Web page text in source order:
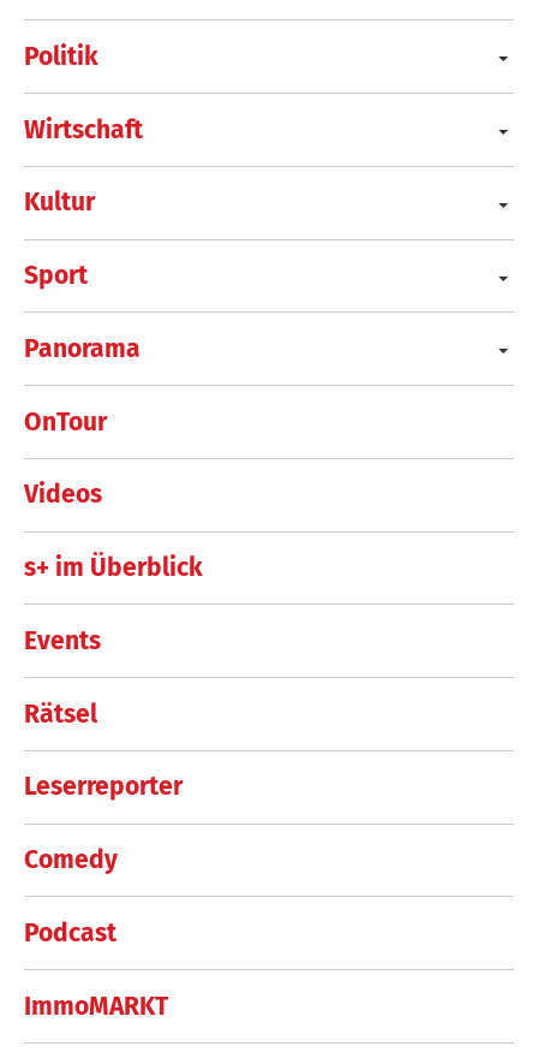
Politik
Wirtschaft
Kultur
Sport
Panorama
OnTour
Videos
s+ im Überblick
Events
Rätsel
Leserreporter
Comedy
Podcast
ImmoMARKT